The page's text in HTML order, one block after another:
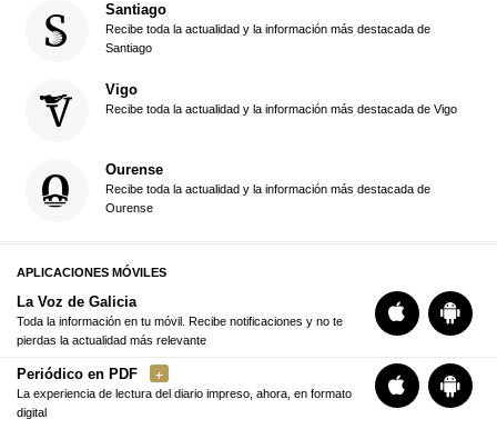
Santiago
Recibe toda la actualidad y la información más destacada de
Santiago
Vigo
Recibe toda la actualidad y la información más destacada de Vigo
Ourense
Recibe toda la actualidad y la información más destacada de
Ourense
APLICACIONES MÓVILES
La Voz de Galicia
Toda la información en tu móvil. Recibe notificaciones y no te
pierdas la actualidad más relevante
Periódico en PDF
La experiencia de lectura del diario impreso, ahora, en formato
digital